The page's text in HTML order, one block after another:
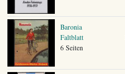
Baronia
Faltblatt
6 Seiten